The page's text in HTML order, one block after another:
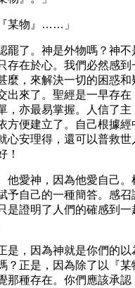
某物』……」
罷了。神是外物嗎？神
存在於心。我們必然感
麼，來解決一切的困惑和
出來了。聖經是一早存
，亦最易掌握。人信了主
方便建立了。自己根據經
心安理得，還可以普救世
！
他愛神，因為他愛自己
予自己的一種簡答。感召
是證明了人們的確感到
是，因為神就是你們的
？正是，因為除了以『某
那種存在。你們應該承認